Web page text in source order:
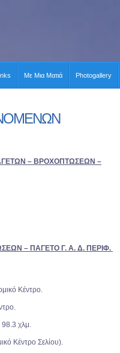
Με Μια Ματιά Photogallery
– ΒΡΟΧΟΠΤΩΣΕΩΝ –
– ΠΑΓΕΤΟ Γ. Α. Δ. ΠΕΡΙΦ.
Κέντρο.
98.3 χλμ.
Κέντρο Σελίου).